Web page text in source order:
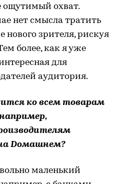
ощутимый охват.
нет смысла тратить
нового зрителя, рискуя
более, как я уже
для
аудитория.
ко всем товарам
Dомашнем?
маленький